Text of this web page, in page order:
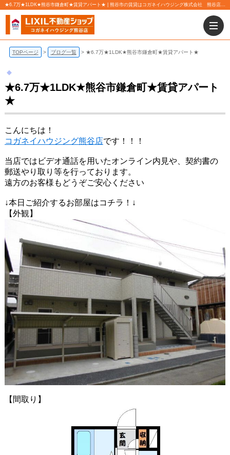
★6.7万★1LDK★熊谷市鎌倉町★賃貸アパート★ | 熊谷市の賃貸はコガネイハウジング株式会社 熊谷店にお任せ下さい！
TOPページ ブログ一覧 ★6.7万★1LDK★熊谷市鎌倉町★賃貸アパート★
★6.7万★1LDK★熊谷市鎌倉町★賃貸アパート
★
こんにちは！
コガネイハウジング熊谷店です！！！
当店ではビデオ通話を用いたオンライン内見や、契約書の
郵送やり取り等を行っております。
遠方のお客様もどうぞご安心ください
↓本日ご紹介するお部屋はコチラ！↓
【外観】
【間取り】